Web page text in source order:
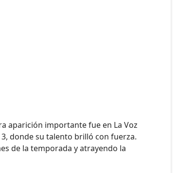
aparición importante fue en La Voz
donde su talento brilló con fuerza.
de la temporada y atrayendo la